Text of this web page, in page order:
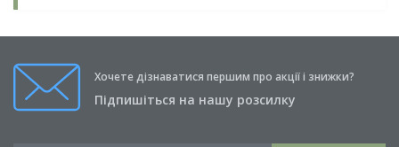
Хочете дізнаватися першим про акції і знижки?
Підпишіться на нашу розсилку